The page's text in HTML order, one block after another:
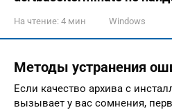
На чтение: 4 мин Windows
Методы устранения
Если качество архива с
вызывает у вас сомнения,